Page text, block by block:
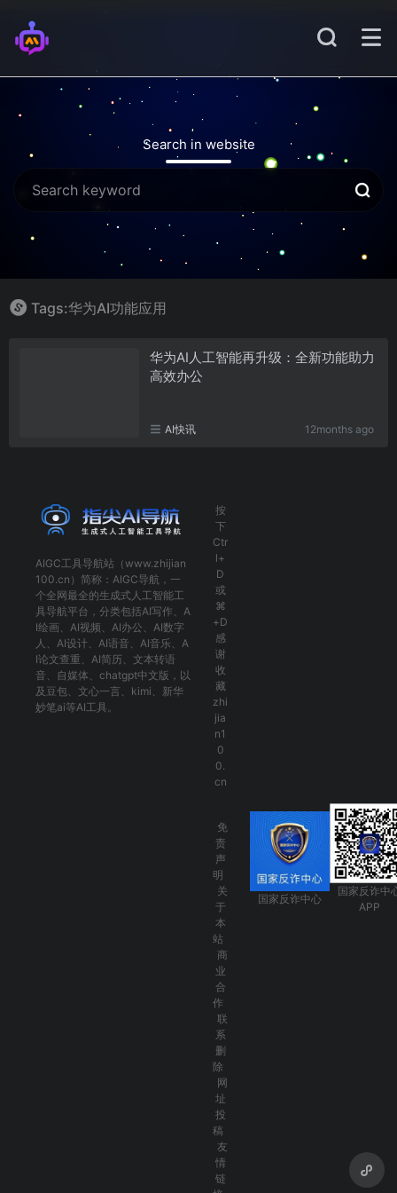
Search in website
Tags:华为AI功能应用
华为AI人工智能再升级：全新功能助力
高效办公
AI快讯 12months ago
AIGC工具导航站（www.zhijian
100.cn）简称： AIGC导航 ，一
个全网最全的生成式人工智能工
具导航平台，分类包括AI写作 、 A
I绘画 、 AI视频 、 AI办公 、 AI数字
人 、 AI设计、 AI语音、 AI音乐、 A
I论文查重 、 AI简历 、 文本转语
音、 自媒体 、 chatgpt中文版 ，以
及 豆包、 文心一言 、 kimi 、 新华
妙笔ai等AI工具。
按
下
Ctr
l+
D
或
⌘
+D
感
谢
收
藏
zhi
jia
n1
0
0.
cn
免
责
声
明
关
于
本
站
商
业
合
作
联
系
删
除
网
址
投
稿
友
情
链
国家反诈中心
国家反诈中
APP